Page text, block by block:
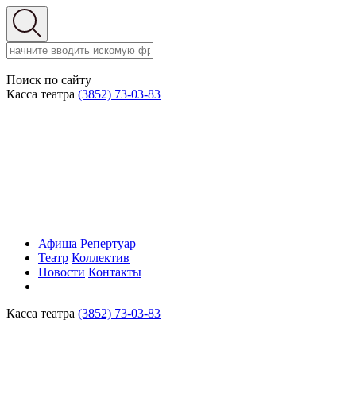
Поиск по сайту
Касса театра (3852) 73-03-83
Афиша Репертуар
Театр Коллектив
Новости Контакты
Касса театра (3852) 73-03-83